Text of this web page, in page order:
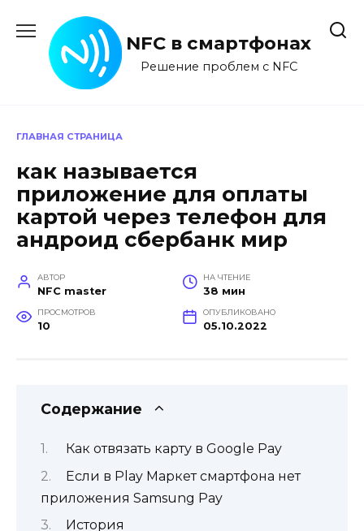
содержанию
NFC в смартфонах
Решение проблем с NFC
ГЛАВНАЯ СТРАНИЦА
как называется
приложение для оплаты
картой через телефон для
андроид сбербанк мир
АВТОР
NFC master
НА ЧТЕНИЕ
38 мин
ПРОСМОТРОВ
10
ОПУБЛИКОВАНО
05.10.2022
Содержание
Как отвязать карту в Google Pay
Если в Play Маркет смартфона нет
приложения Samsung Pay
История